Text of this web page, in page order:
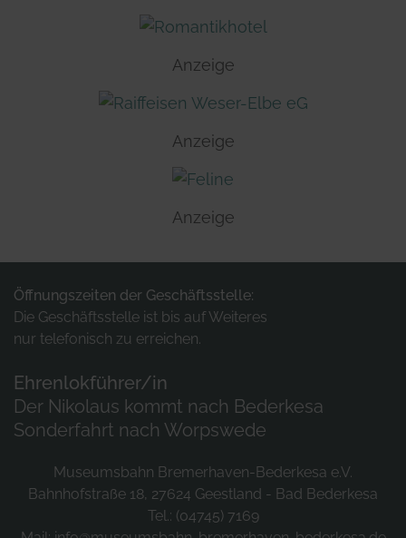
Anzeige
Anzeige
Anzeige
Öffnungszeiten der Geschäftsstelle:
Die Geschäftsstelle ist bis auf Weiteres
nur telefonisch zu erreichen.
Ehrenlokführer/in
Der Nikolaus kommt nach Bederkesa
Sonderfahrt nach Worpswede
Museumsbahn Bremerhaven-Bederkesa e.V.
Bahnhofstraße 18, 27624 Geestland - Bad Bederkesa
Tel.: (04745) 7169